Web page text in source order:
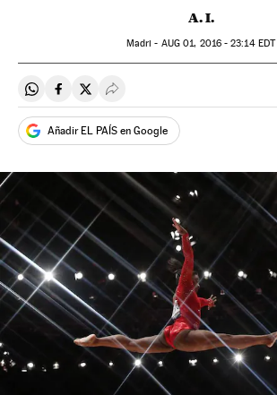
A. I.
Madri - AUG 01, 2016 - 23:14EDT
Compartir en Whatsapp
Compartir en Facebook
Compartir en Twitter
Desplegar Redes Sociales
Añadir EL PAÍS en Google